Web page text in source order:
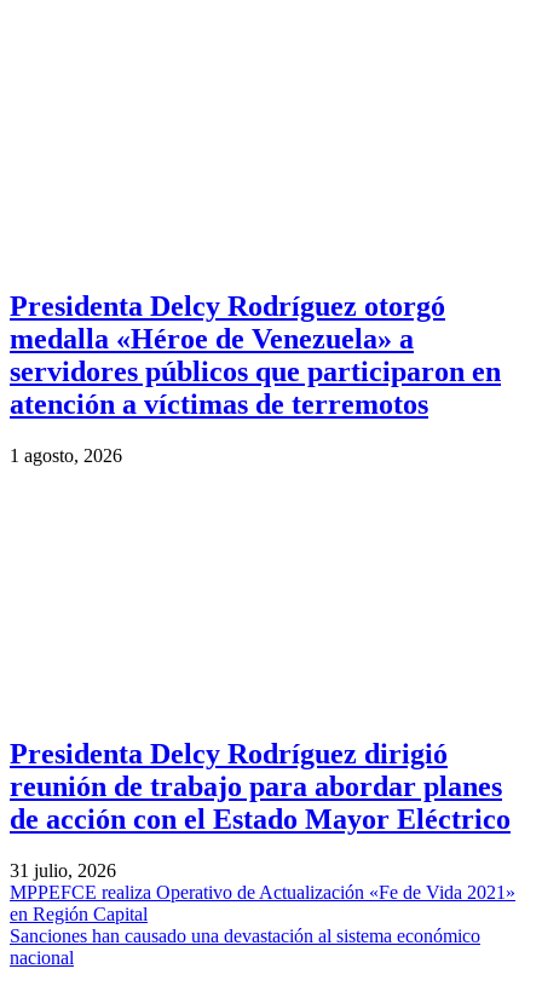
Presidenta Delcy Rodríguez otorgó
medalla «Héroe de Venezuela» a
servidores públicos que participaron en
atención a víctimas de terremotos
1 agosto, 2026
Presidenta Delcy Rodríguez dirigió
reunión de trabajo para abordar planes
de acción con el Estado Mayor Eléctrico
31 julio, 2026
MPPEFCE realiza Operativo de Actualización «Fe de Vida 2021»
en Región Capital
Sanciones han causado una devastación al sistema económico
nacional